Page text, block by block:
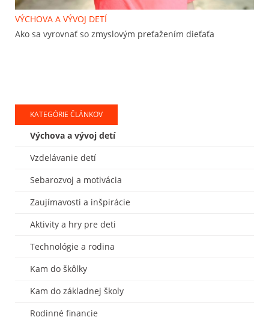
VÝCHOVA A VÝVOJ DETÍ
Ako sa vyrovnať so zmyslovým preťažením dieťaťa
KATEGÓRIE ČLÁNKOV
Výchova a vývoj detí
Vzdelávanie detí
Sebarozvoj a motivácia
Zaujímavosti a inšpirácie
Aktivity a hry pre deti
Technológie a rodina
Kam do škôlky
Kam do základnej školy
Rodinné financie